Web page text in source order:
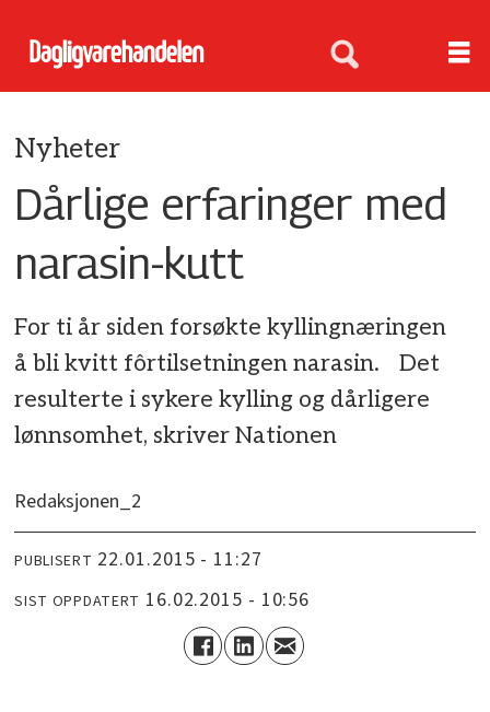
Nyheter
Dårlige erfaringer med
narasin-kutt
For ti år siden forsøkte kyllingnæringen
å bli kvitt fôrtilsetningen narasin. Det
resulterte i sykere kylling og dårligere
lønnsomhet, skriver Nationen
Redaksjonen_2
PUBLISERT 22.01.2015 - 11:27
SIST OPPDATERT 16.02.2015 - 10:56